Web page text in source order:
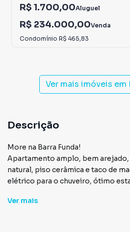
R$ 1.700,00Aluguel
R$ 234.000,00Venda
Condomínio R$ 465,83
Ver mais imóveis em
Descrição
More na Barra Funda!
Apartamento amplo, bem
natural, piso cerâmica e taco de
elétrico para o chuveiro, ótimo estado de conservação, de
O segundo quarto é aberto
Ver mais